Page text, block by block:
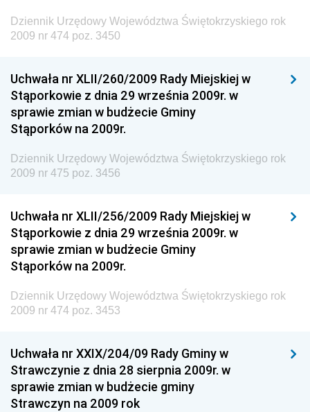
Dziennik Urzędowy Ministra Transportu, Budownictwa
i Gospodarki Morskiej
Dziennik Urzędowy Ministra Spraw Zagranicznych
Dziennik Urzędowy Centralnego Biura
Antykorupcyjnego
Wewnętrznego
Dziennik Urzędowy Urzędu Patentowego
Dziennik Urzędowy Generalnej Dyrekcji Dróg
Krajowych i Autostrad
Dziennik Urzędowy Ministra Środowiska
Dziennik Urzędowy Ministra Edukacji
Dziennik Urzędowy Ministra Przemysłu
Dziennik Urzędowy Ministra Finansów i Gospodarki
Dziennik Urzędowy Ministra do Spraw Unii
Dziennik Urzędowy Województwa Świętokrzyskiego rok
2009 nr 474 poz. 3450
Uchwała nr XLII/260/2009 Rady Miejskiej w
Stąporkowie z dnia 29 września 2009r. w
sprawie zmian w budżecie Gminy
Stąporków na 2009r.
Dziennik Urzędowy Województwa Świętokrzyskiego rok
2009 nr 475 poz. 3456
Uchwała nr XLII/256/2009 Rady Miejskiej w
Stąporkowie z dnia 29 września 2009r. w
sprawie zmian w budżecie Gminy
Stąporków na 2009r.
Dziennik Urzędowy Województwa Świętokrzyskiego rok
2009 nr 474 poz. 3453
Uchwała nr XXIX/204/09 Rady Gminy w
Strawczynie z dnia 28 sierpnia 2009r. w
sprawie zmian w budżecie gminy
Strawczyn na 2009 rok